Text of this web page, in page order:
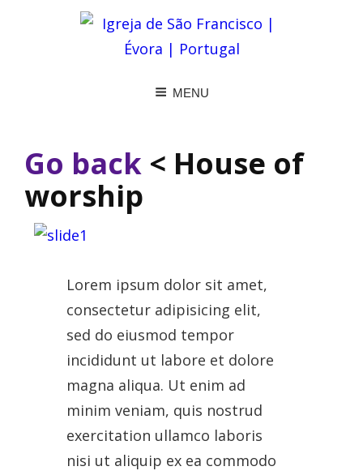
MENU
Go back < House of
worship
Lorem ipsum dolor sit amet,
consectetur adipisicing elit,
sed do eiusmod tempor
incididunt ut labore et dolore
magna aliqua. Ut enim ad
minim veniam, quis nostrud
exercitation ullamco laboris
nisi ut aliquip ex ea commodo